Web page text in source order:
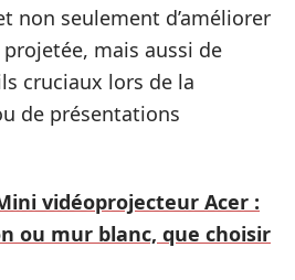
non seulement d’améliorer
mais aussi de
cruciaux lors de la
de présentations
vidéoprojecteur Acer :
ou mur blanc, que choisir